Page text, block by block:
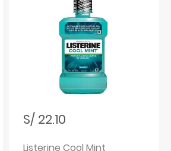
S/ 22.10
Listerine Cool Mint